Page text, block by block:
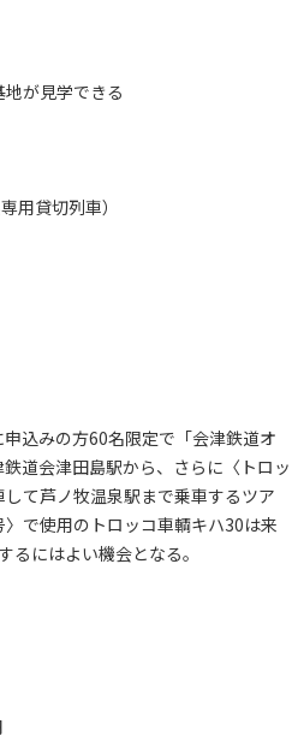
見学できる
切列車）
込みの方60名限定で「会津鉄道オ
道会津田島駅から、さらに〈トロッ
て芦ノ牧温泉駅まで乗車するツア
で使用のトロッコ車輌キハ30は来
るにはよい機会となる。